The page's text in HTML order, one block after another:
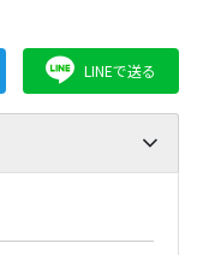
LINEで送る